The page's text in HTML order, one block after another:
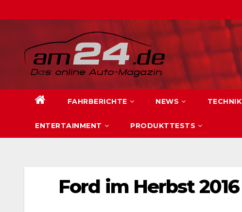
Inhalt
FAHRBERICHTE NEWS TECHNIK
ENTERTAINMENT PRODUKTTESTS
Ford im Herbst 2016